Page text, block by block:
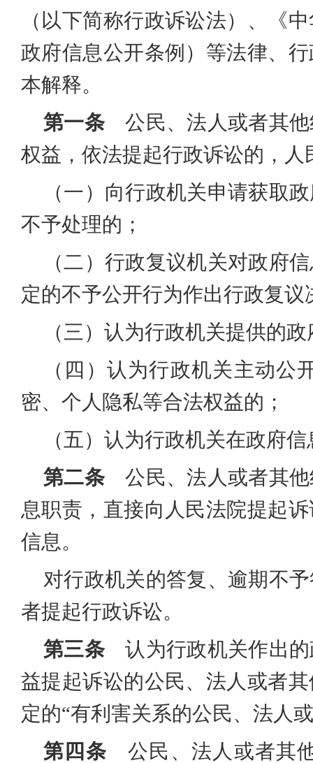
（以下简称行政诉讼法）、《
政府信息公开条例）等法律、
本解释。
第一条 公民、法人或者其他
权益，依法提起行政诉讼的，人
（一）向行政机关申请获取
不予处理的；
（二）行政复议机关对政府
定的不予公开行为作出行政复议
（三）认为行政机关提供的
（四）认为行政机关主动
密、个人隐私等合法权益的；
（五）认为行政机关在政府
第二条 公民、法人或者其他
息职责，直接向人民法院提起
信息。
对行政机关的答复、逾期不
者提起行政诉讼。
第三条 认为行政机关作出的
益提起诉讼的公民、法人或者
定的“有利害关系的公民、法人
第四条 公民、法人或者其